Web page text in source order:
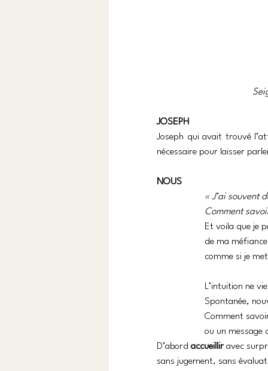
JOSEPH
Joseph qui avait trouvé
nécessaire pour laisser
NOUS
« J’ai souvent
Comment
Et voila que je
de ma
comme si je
L’intuition ne
Spontanée,
Comment
ou un message
D’abord accueillir avec
sans jugement, sans